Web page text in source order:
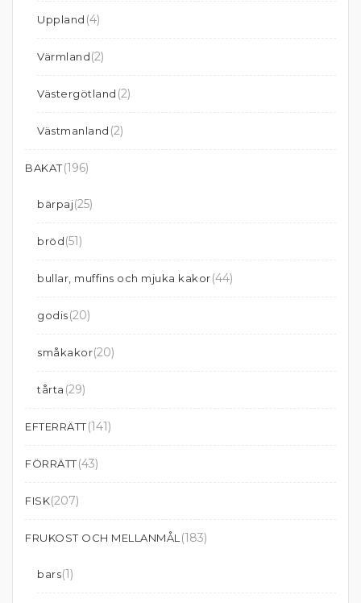
Uppland (4)
Värmland(2)
Västergötland (2)
Västmanland (2)
BAKAT(196)
bärpaj(25)
bröd(51)
bullar, muffins och mjuka kakor(44)
godis(20)
småkakor(20)
tårta (29)
EFTERRÄTT(141)
FÖRRÄTT(43)
FISK(207)
FRUKOST OCH MELLANMÅL (183)
bars(1)